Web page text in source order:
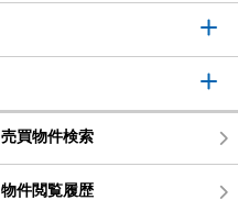
売買物件検索
物件閲覧履歴